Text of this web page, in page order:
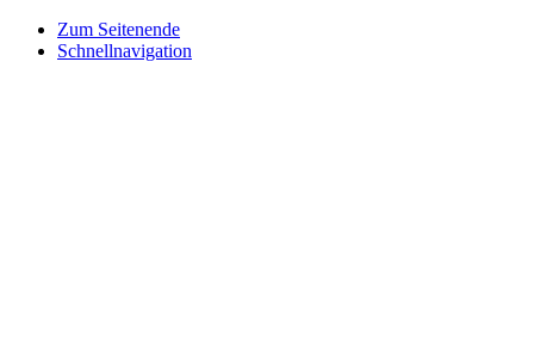
Zum Seitenende
Schnellnavigation